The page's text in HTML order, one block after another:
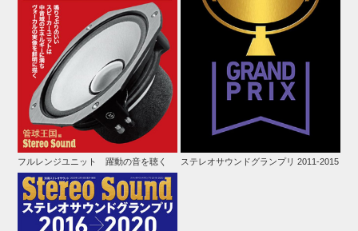
フルレンジユニット 躍動の音を聴く ステレオサウンドグランプリ 2011-2015